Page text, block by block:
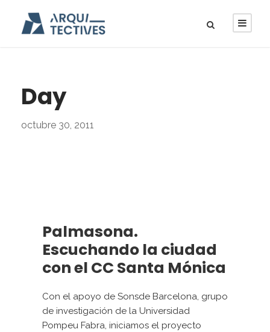
Day
octubre 30, 2011
Palmasona.
Escuchando la ciudad
con el CC Santa Mónica
Con el apoyo de Sonsde Barcelona, grupo
de investigación de la Universidad
Pompeu Fabra, iniciamos el proyecto